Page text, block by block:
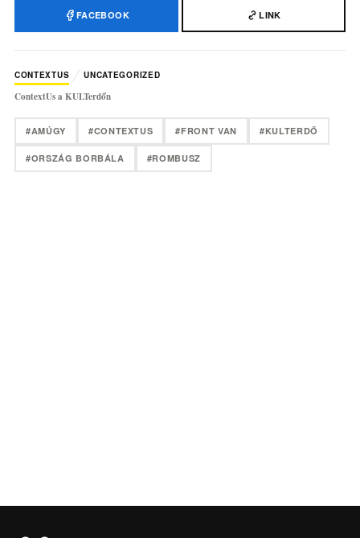
FACEBOOK LINK
CONTEXTUS UNCATEGORIZED
ContextUs a KULTerdőn
#AMÚGY #CONTEXTUS #FRONT VAN #KULTERDŐ
#ORSZÁG BORBÁLA #ROMBUSZ